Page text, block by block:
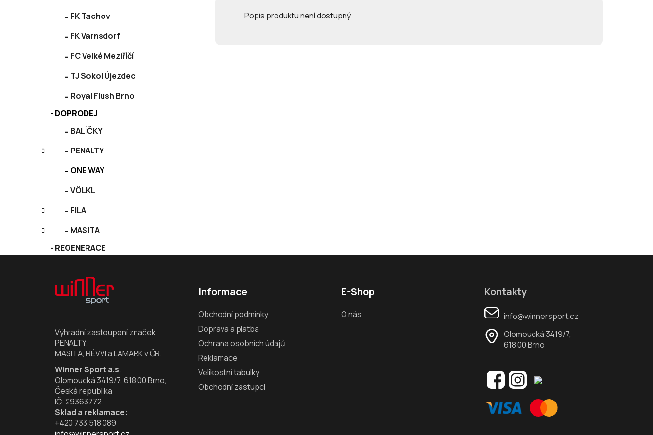
FK Tachov
FK Varnsdorf
FC Velké Meziříčí
TJ Sokol Újezdec
Royal Flush Brno
DOPRODEJ
BALÍČKY
PENALTY
ONE WAY
VÖLKL
FILA
MASITA
REGENERACE
Popis produktu není dostupný
Výhradní zastoupení značek
PENALTY,
MASITA, RÉVVI a LAMARK v ČR.
Winner Sport a.s.
Olomoucká 3419/7, 618 00 Brno,
Česká republika
IČ: 29363772
Sklad a reklamace:
+420 733 518 089
Informace
Obchodní podmínky
Doprava a platba
Ochrana osobních údajů
Reklamace
Velikostní tabulky
Obchodní zástupci
E-Shop
O nás
Kontakty
info@winnersport.cz
Olomoucká 3419/7,
618 00 Brno